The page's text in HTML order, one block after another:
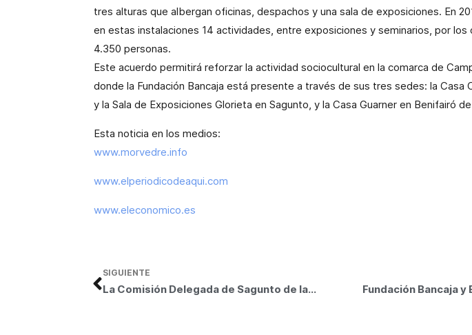
tres alturas que albergan oficinas, despachos y una sala de exposiciones. En
en estas instalaciones 14 actividades, entre exposiciones y seminarios, por los
4.350 personas.
Este acuerdo permitirá reforzar la actividad sociocultural en la comarca de
donde la Fundación Bancaja está presente a través de sus tres sedes: la Casa
y la Sala de Exposiciones Glorieta en Sagunto, y la Casa Guarner en Benifairó
Esta noticia en los medios:
www.morvedre.info
www.elperiodicodeaqui.com
www.eleconomico.es
SIGUIENTE
La Comisión Delegada de Sagunto de la nueva Fundación Bancaja nombra presidente a Francisco Muñoz Antonino